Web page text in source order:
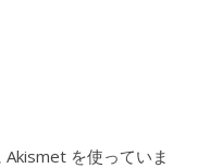
を使っていま